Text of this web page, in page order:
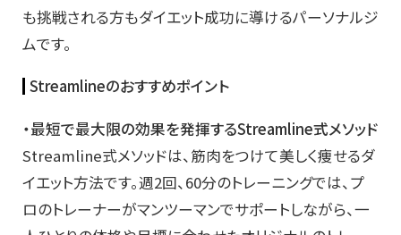
も挑戦される方もダイエット成功に導けるパーソナルジ
ムです。
Streamlineのおすすめポイント
・最短で最大限の効果を発揮するStreamline式メソッド
Streamline式メソッドは、筋肉をつけて美しく痩せるダ
イエット方法です。週2回、60分のトレーニングでは、プ
ロのトレーナーがマンツーマンでサポートしながら、一